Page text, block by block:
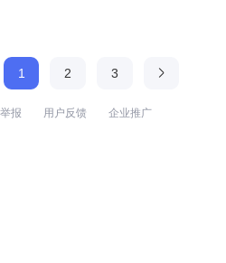
1 2 3
举报 用户反馈 企业推广